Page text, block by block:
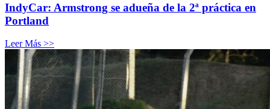
IndyCar: Armstrong se adueña de la 2ª práctica en
Portland
Leer Más >>